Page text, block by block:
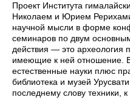
Проект Института
Николаем и Юрием
научной мысли в форме
семинаров по двум
действия — это археология
имеющие к ней отношение.
естественные науки плюс
библиотека и музей
последнему слову техники,